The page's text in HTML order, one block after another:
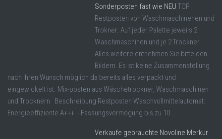
Sonderposten fast wie NEU TOP
Restposten von Waschmaschinenen und
Trokner. Auf jeder Palette jeweils 2
Waschmaschinen und je 2 Trockner.
Alles weitere entnehmen Sie bitte den
Bildern. Es ist keine Zusammenstellung
nach Ihren Wunsch möglich da bereits alles verpackt und
eingewickelt ist. Mix-posten aus Wäschetrockner, Waschmaschinen
und Trocknern Beschreibung Restposten Waschvollmittelautomat:
Energieeffiziente A+++ - Fassungsvermögung bis zu 10 ...
Verkaufe gebrauchte Novoline Merkur